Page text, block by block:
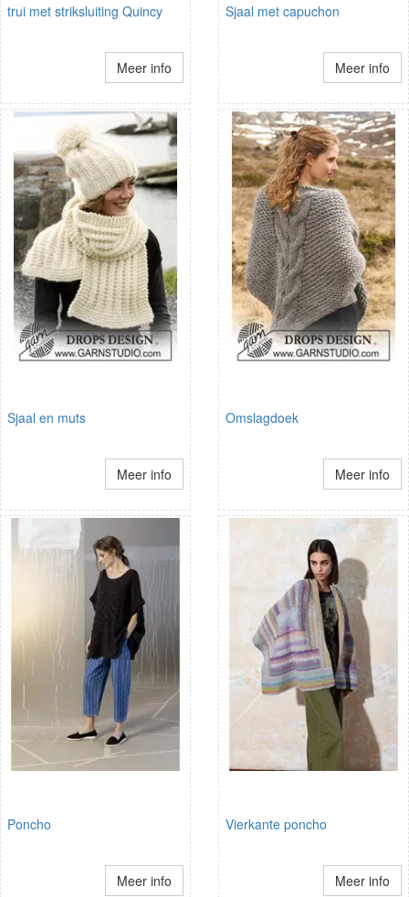
trui met striksluiting Quincy
Meer info
Sjaal met capuchon
Meer info
Sjaal en muts
Meer info
Omslagdoek
Meer info
Poncho
Meer info
Vierkante poncho
Meer info